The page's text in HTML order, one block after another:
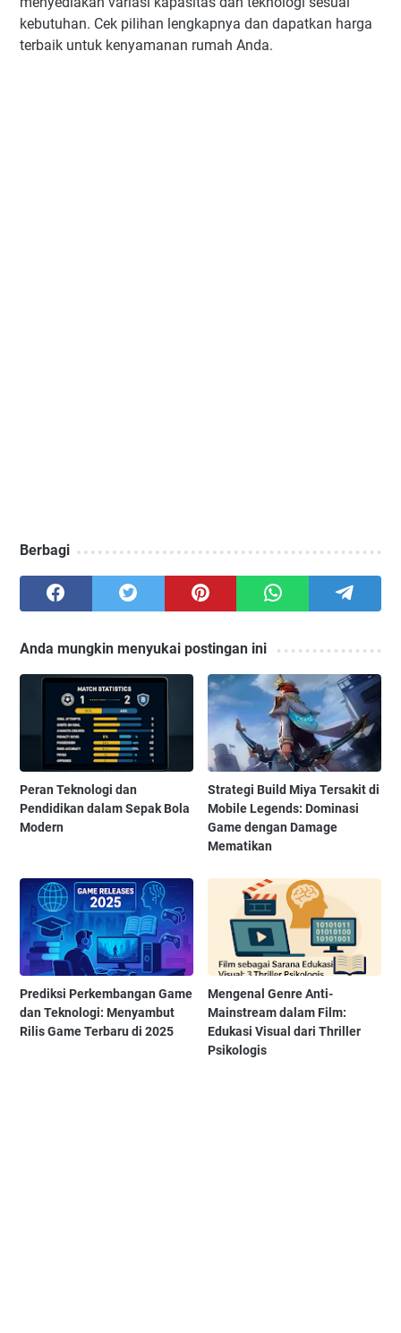
kebutuhan. Cek pilihan lengkapnya dan dapatkan harga
terbaik untuk kenyamanan rumah Anda.
Berbagi
Anda mungkin menyukai postingan ini
Peran Teknologi dan
Pendidikan dalam Sepak Bola
Modern
Strategi Build Miya Tersakit di
Mobile Legends: Dominasi
Game dengan Damage
Mematikan
Prediksi Perkembangan Game
dan Teknologi: Menyambut
Rilis Game Terbaru di 2025
Mengenal Genre Anti-
Mainstream dalam Film:
Edukasi Visual dari Thriller
Psikologis